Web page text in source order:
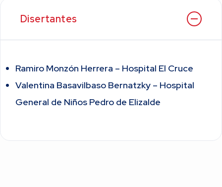
Disertantes
Ramiro Monzón Herrera – Hospital El Cruce
Valentina Basavilbaso Bernatzky – Hospital
General de Niños Pedro de Elizalde